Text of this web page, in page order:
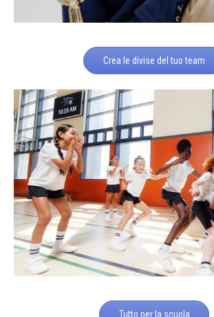
Crea le divise del tuo team
Tutto per la scuola